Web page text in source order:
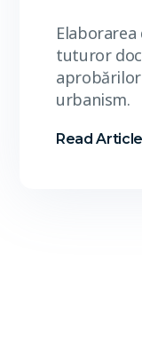
tuturor
urbanism.
Read Article